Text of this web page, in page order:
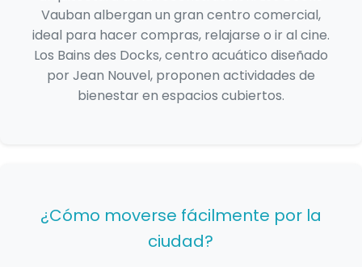
Vauban albergan un gran centro comercial,
ideal para hacer compras, relajarse o ir al cine.
Los Bains des Docks, centro acuático diseñado
por Jean Nouvel, proponen actividades de
bienestar en espacios cubiertos.
¿Cómo moverse fácilmente por la
ciudad?